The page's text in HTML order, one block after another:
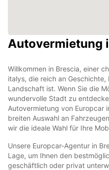
Autovermietung
Willkommen in Brescia, einer
italys, die reich an
Landschaft ist. Wenn Sie die
wundervolle Stadt zu
Autovermietung von Europcar
breiten Auswahl an
wir die ideale Wahl für Ihre
Unsere Europcar-Agentur in
Lage, um Ihnen den
geschäftlich oder privat